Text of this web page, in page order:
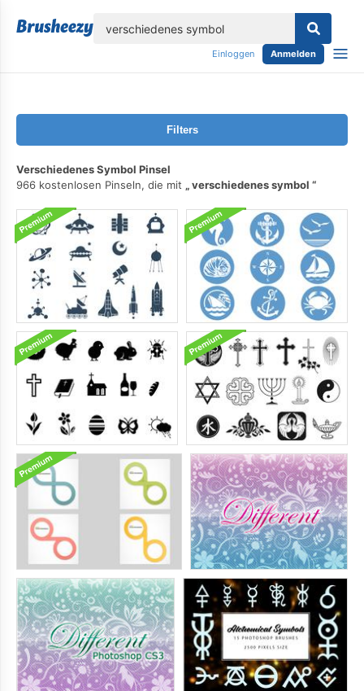
Einloggen Anmelden
Filters
Verschiedenes Symbol Pinsel
966 kostenlosen Pinseln, die mit
verschiedenes symbol